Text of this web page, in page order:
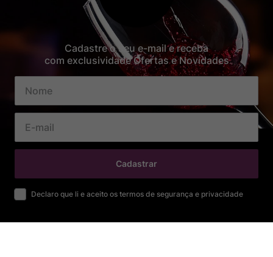
Cadastre o seu e-mail e receba
com exclusividade Ofertas e Novidades
Cadastrar
Declaro que li e aceito os termos de segurança e privacidade